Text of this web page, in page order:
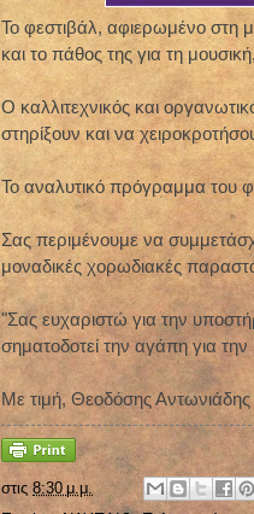
Το φεστιβάλ, αφιερωμένο στη
και το πάθος της για τη
Ο καλλιτεχνικός και
στηρίξουν και να
Το αναλυτικό πρόγραμμα του
Σας περιμένουμε να
μοναδικές χορωδιακές
"Σας ευχαριστώ για την
σηματοδοτεί την αγάπη για
Με τιμή, Θεοδόσης Αντωνιάδης
στις 8:30 μ.μ.